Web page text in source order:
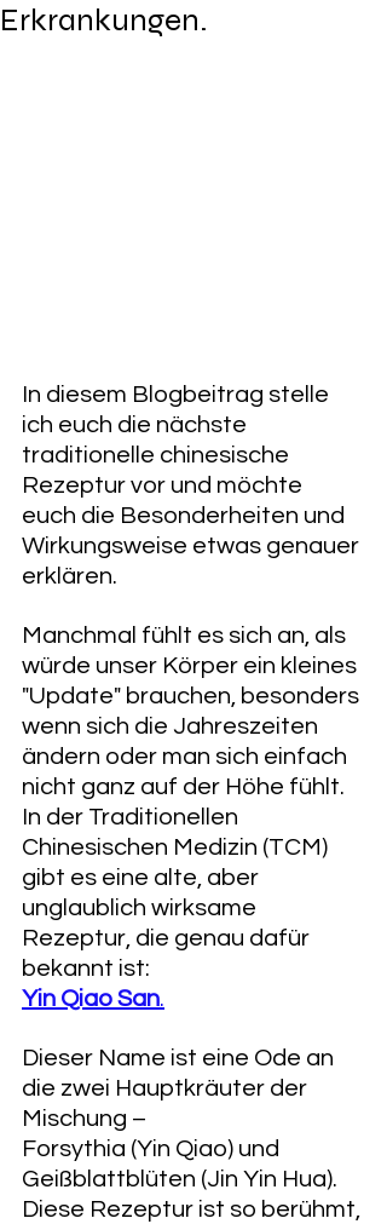
Erkrankungen.
In diesem Blogbeitrag stelle
ich euch die nächste
traditionelle chinesische
Rezeptur vor und möchte
euch die Besonderheiten und
Wirkungsweise etwas genauer
erklären.
Manchmal fühlt es sich an, als
würde unser Körper ein kleines
"Update" brauchen, besonders
wenn sich die Jahreszeiten
ändern oder man sich einfach
nicht ganz auf der Höhe fühlt.
In der Traditionellen
Chinesischen Medizin (TCM)
gibt es eine alte, aber
unglaublich wirksame
Rezeptur, die genau dafür
bekannt ist:
Yin Qiao San.
Dieser Name ist eine Ode an
die zwei Hauptkräuter der
Mischung –
Forsythia (Yin Qiao) und
Geißblattblüten (Jin Yin Hua).
Diese Rezeptur ist so berühmt,